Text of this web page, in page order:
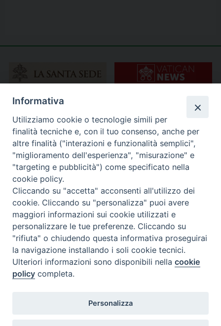
Informativa
Utilizziamo cookie o tecnologie simili per
finalità tecniche e, con il tuo consenso, anche per
altre finalità ("interazioni e funzionalità semplici",
"miglioramento dell'esperienza", "misurazione" e
"targeting e pubblicità") come specificato nella
cookie policy.
Cliccando su "accetta" acconsenti all'utilizzo dei
cookie. Cliccando su "personalizza" puoi avere
maggiori informazioni sui cookie utilizzati e
personalizzare le tue preferenze. Cliccando su
"rifiuta" o chiudendo questa informativa proseguirai
la navigazione installando i soli cookie tecnici.
Ulteriori informazioni sono disponibili nellacookie
policy completa.
Personalizza